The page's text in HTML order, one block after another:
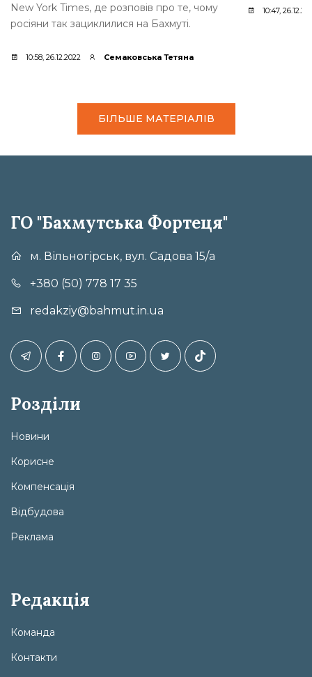
New York Times, де розповів про те, чому
росіяни так зациклилися на Бахмуті.
10:58, 26.12.2022 Семаковська Тетяна
10:47,
БІЛЬШЕ МАТЕРІАЛІВ
ГО "Бахмутська Фортеця"
м. Вільногірськ, вул. Садова 15/а
+380 (50) 778 17 35
redakziy@bahmut.in.ua
Розділи
Новини
Корисне
Компенсація
Відбудова
Реклама
Редакція
Команда
Контакти